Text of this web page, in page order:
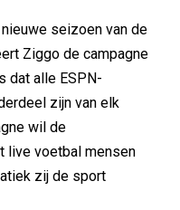
seizoen van de
Ziggo de campagne
dat alle ESPN-
zijn van elk
wil de
live voetbal mensen
zij de sport